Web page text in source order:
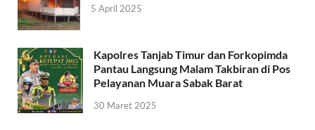
5 April 2025
Kapolres Tanjab Timur dan Forkopimda
Pantau Langsung Malam Takbiran di Pos
Pelayanan Muara Sabak Barat
30 Maret 2025